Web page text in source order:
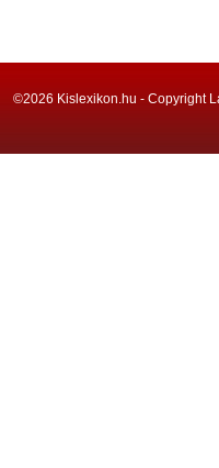
©2026 Kislexikon.hu - Copyright